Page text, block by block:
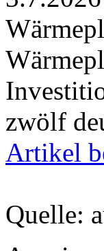
zwölf
Artikel
Quelle: